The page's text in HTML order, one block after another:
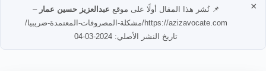
📌 نُشر هذا المقال أولًا على موقع عبدالعزيز حسين عمار –
https://azizavocate.com/مشكلة-المصروفات-المعتمدة-ضريبيا/
تاريخ النشر الأصلي: 2024-03-04
×